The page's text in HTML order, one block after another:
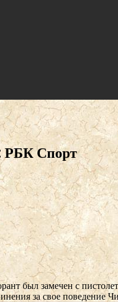
РБК Спорт
был замечен с
за свое поведение